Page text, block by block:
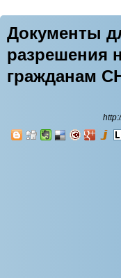
Документы
разрешения
гражданам